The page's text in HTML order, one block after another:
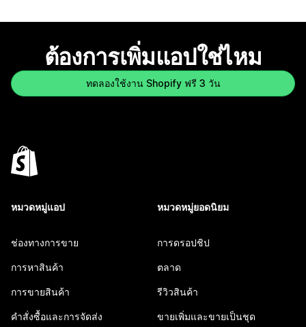
ต้องการเพิ่มแอปใช่ไหม
ทดลองใช้งาน Shopify ฟรี 3 วัน
หมวดหมู่แอป
ช่องทางการขาย
การหาสินค้า
การขายสินค้า
คำสั่งซื้อและการจัดส่ง
หมวดหมู่ยอดนิยม
การดรอปชิป
ตลาด
รีวิวสินค้า
ขายเพิ่มและขายเป็นชุด